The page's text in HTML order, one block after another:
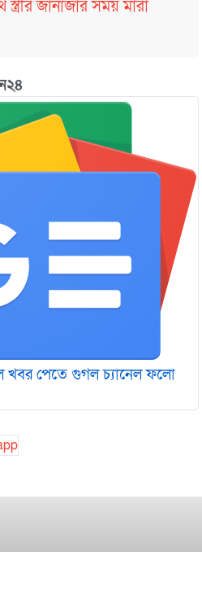
স্ত্রীর জানাজার সময় মারা
খবর পেতে গুগল চ‌্যানেল ফলো